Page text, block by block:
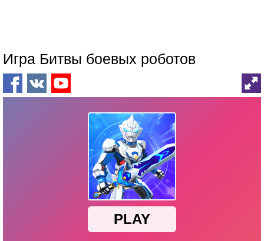
Игра Битвы боевых роботов